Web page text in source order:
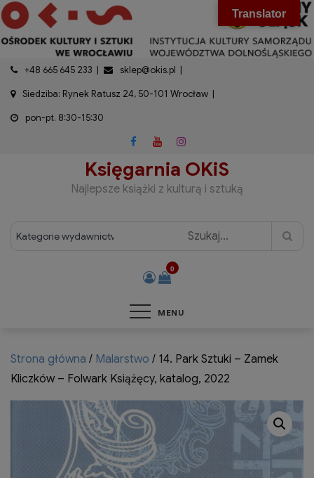
treści
Skip
to
content
+48 665 645 233
sklep@okis.pl
Siedziba: Rynek Ratusz 24, 50-101 Wrocław
pon-pt. 8:30-15:30
Księgarnia OKiS
Najlepsze książki z kulturą i sztuką
0
MENU
Strona główna / Malarstwo / 14. Park Sztuki – Zamek
Kliczków – Folwark Książęcy, katalog, 2022
Translator